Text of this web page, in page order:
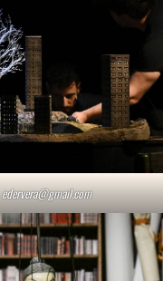
edervera@gmail.com